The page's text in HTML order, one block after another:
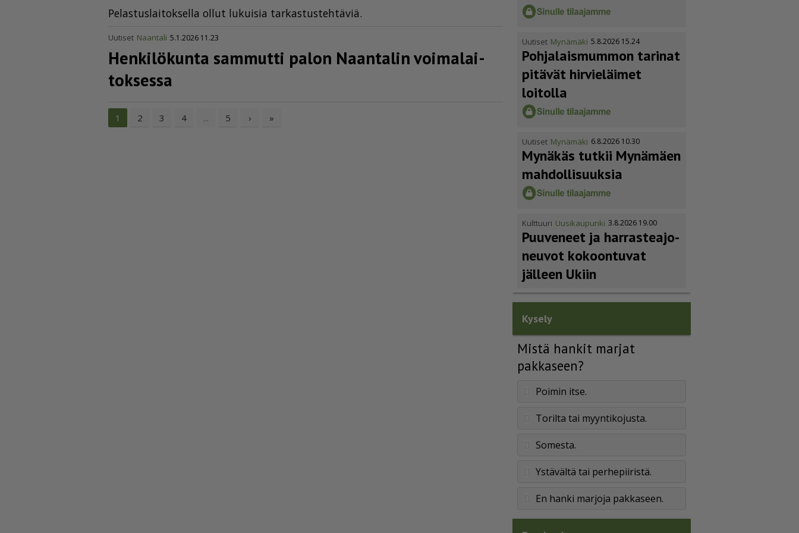
Pe­las­tus­lai­tok­sel­la ol­lut lu­kui­sia tar­kas­tus­teh­tä­viä.
Uutiset Naantali 5.1.2026 11.23
Henkilökunta sammutti palon Naantalin voima­lai­
tok­sessa
1 2 3 4 ... 5 › »
Uutiset Mynämäki 5.8.2026 15.24
Pohja­lais­mummon tarinat
pitävät hirvieläimet
loitolla
Uutiset Mynämäki 6.8.2026 10.30
Mynäkäs tutkii Mynämäen
mahdol­li­suuksia
Kulttuuri Uusikaupunki 3.8.2026 19.00
Puuveneet ja harras­te­a­jo­
neuvot kokoontuvat
jälleen Ukiin
Kysely
Mistä hankit marjat
pakkaseen?
Poimin itse.
Torilta tai myyntikojusta.
Somesta.
Ystävältä tai perhepiiristä.
En hanki marjoja pakkaseen.